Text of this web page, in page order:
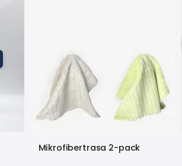
Mikrofibertrasa 2-pack